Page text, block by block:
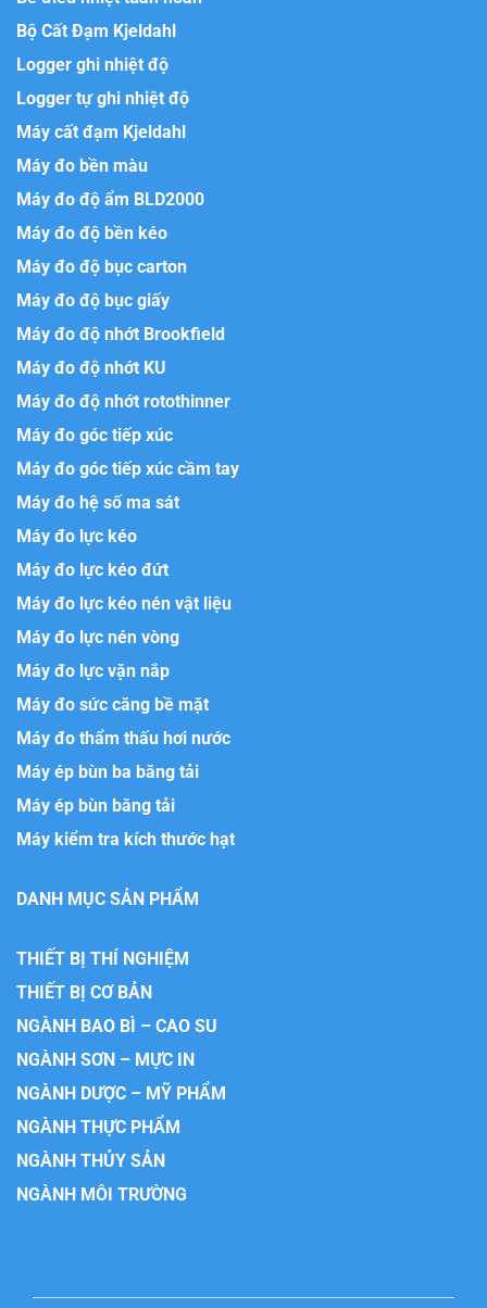
Bộ Cất Đạm Kjeldahl
Logger ghi nhiệt độ
Logger tự ghi nhiệt độ
Máy cất đạm Kjeldahl
Máy đo bền màu
Máy đo độ ẩm BLD2000
Máy đo độ bền kéo
Máy đo độ bục carton
Máy đo độ bục giấy
Máy đo độ nhớt Brookfield
Máy đo độ nhớt KU
Máy đo độ nhớt rotothinner
Máy đo góc tiếp xúc
Máy đo góc tiếp xúc cầm tay
Máy đo hệ số ma sát
Máy đo lực kéo
Máy đo lực kéo đứt
Máy đo lực kéo nén vật liệu
Máy đo lực nén vòng
Máy đo lực vặn nắp
Máy đo sức căng bề mặt
Máy đo thẩm thấu hơi nước
Máy ép bùn ba băng tải
Máy ép bùn băng tải
Máy kiểm tra kích thước hạt
DANH MỤC SẢN PHẨM
THIẾT BỊ THÍ NGHIỆM
THIẾT BỊ CƠ BẢN
NGÀNH BAO BÌ – CAO SU
NGÀNH SƠN – MỰC IN
NGÀNH DƯỢC – MỸ PHẨM
NGÀNH THỰC PHẨM
NGÀNH THỦY SẢN
NGÀNH MÔI TRƯỜNG